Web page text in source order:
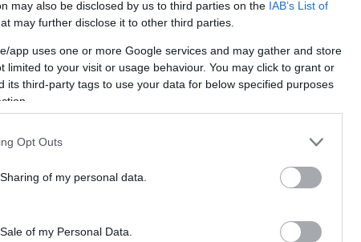
may also be disclosed by us to third parties on the IAB’s List of
may further disclose it to other third parties.
app uses one or more Google services and may gather and store
limited to your visit or usage behaviour. You may click to grant or
its third-party tags to use your data for below specified purposes
Opt Outs
of my personal data.
of my Personal Data.
Euróra
(17